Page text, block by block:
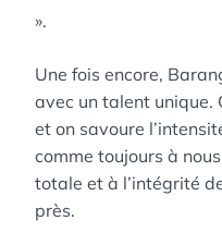
».
Une fois encore,
avec un talent unique.
et on savoure
comme toujours à
totale et à l’intégrité
près.